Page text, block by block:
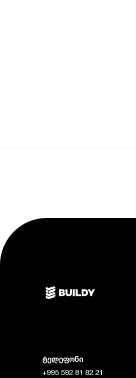
ტელეფონი
+995 592 81 82 21